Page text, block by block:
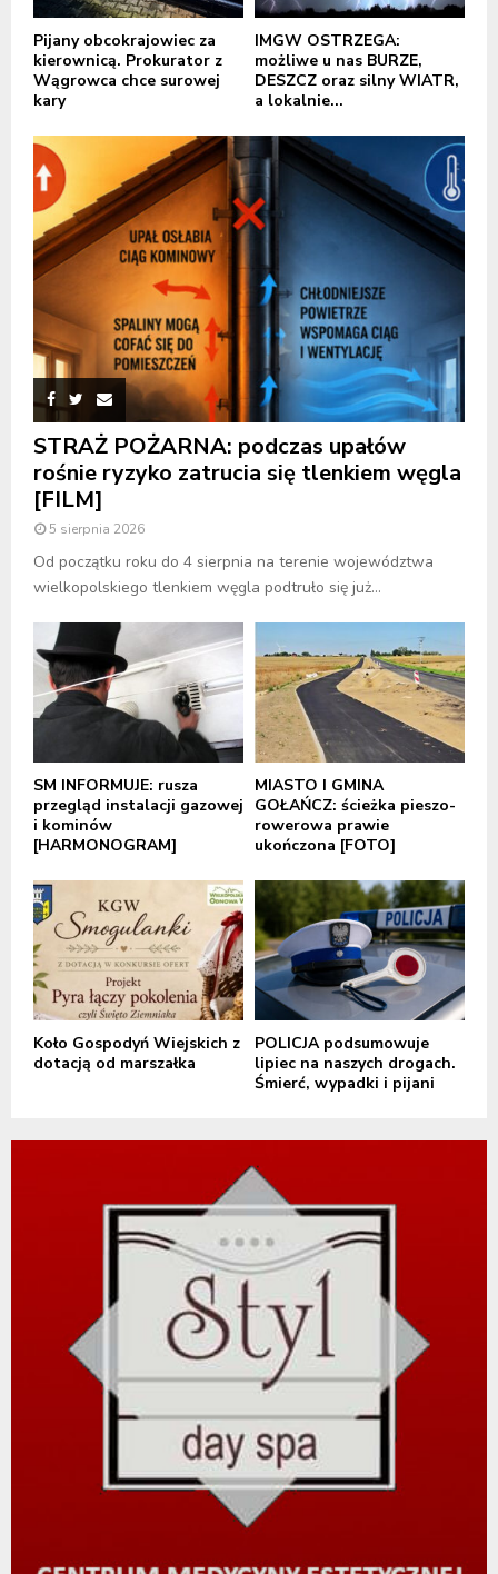
Pijany obcokrajowiec za
kierownicą. Prokurator z
Wągrowca chce surowej
kary
IMGW OSTRZEGA:
możliwe u nas BURZE,
DESZCZ oraz silny WIATR,
a lokalnie...
STRAŻ POŻARNA: podczas upałów
rośnie ryzyko zatrucia się tlenkiem węgla
[FILM]
5 sierpnia 2026
Od początku roku do 4 sierpnia na terenie województwa
wielkopolskiego tlenkiem węgla podtruło się już...
SM INFORMUJE: rusza
przegląd instalacji gazowej
i kominów
[HARMONOGRAM]
MIASTO I GMINA
GOŁAŃCZ: ścieżka pieszo-
rowerowa prawie
ukończona [FOTO]
Koło Gospodyń Wiejskich z
dotacją od marszałka
POLICJA podsumowuje
lipiec na naszych drogach.
Śmierć, wypadki i pijani